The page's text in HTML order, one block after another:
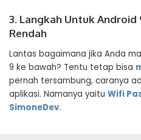
3. Langkah Untuk Android
Rendah
Lantas bagaimana jika Anda
9 ke bawah? Tentu tetap bisa
pernah tersambung, caranya
aplikasi. Namanya yaitu Wifi
SimoneDev.